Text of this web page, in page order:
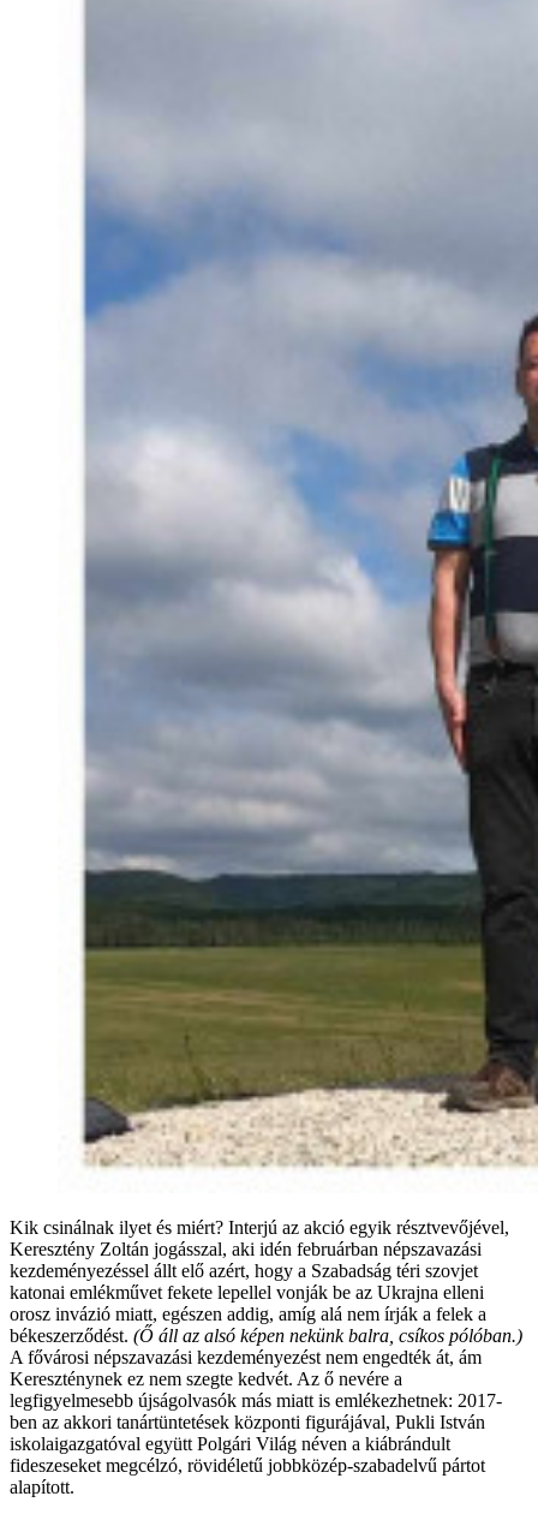
Kik csinálnak ilyet és miért? Interjú az akció egyik résztvevőjével,
Keresztény Zoltán jogásszal, aki idén februárban népszavazási
kezdeményezéssel állt elő azért, hogy a Szabadság téri szovjet
katonai emlékművet fekete lepellel vonják be az Ukrajna elleni
orosz invázió miatt, egészen addig, amíg alá nem írják a felek a
békeszerződést. (Ő áll az alsó képen nekünk balra, csíkos pólóban.)
A fővárosi népszavazási kezdeményezést nem engedték át, ám
Kereszténynek ez nem szegte kedvét. Az ő nevére a
legfigyelmesebb újságolvasók más miatt is emlékezhetnek: 2017-
ben az akkori tanártüntetések központi figurájával, Pukli István
iskolaigazgatóval együtt Polgári Világ néven a kiábrándult
fideszeseket megcélzó, rövidéletű jobbközép-szabadelvű pártot
alapított.